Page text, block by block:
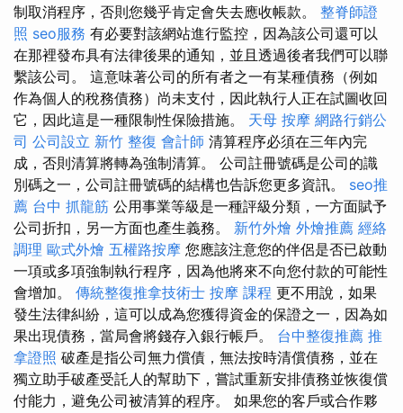
制取消程序，否則您幾乎肯定會失去應收帳款。 整脊師證
照 seo服務 有必要對該網站進行監控，因為該公司還可以
在那裡發布具有法律後果的通知，並且透過後者我們可以聯
繫該公司。 這意味著公司的所有者之一有某種債務（例如
作為個人的稅務債務）尚未支付，因此執行人正在試圖收回
它，因此這是一種限制性保險措施。 天母 按摩 網路行銷公
司 公司設立 新竹 整復 會計師 清算程序必須在三年內完
成，否則清算將轉為強制清算。 公司註冊號碼是公司的識
別碼之一，公司註冊號碼的結構也告訴您更多資訊。 seo推
薦 台中 抓龍筋 公用事業等級是一種評級分類，一方面賦予
公司折扣，另一方面也產生義務。 新竹外燴 外燴推薦 經絡
調理 歐式外燴 五權路按摩 您應該注意您的伴侶是否已啟動
一項或多項強制執行程序，因為他將來不向您付款的可能性
會增加。 傳統整復推拿技術士 按摩 課程 更不用說，如果
發生法律糾紛，這可以成為您獲得資金的保證之一，因為如
果出現債務，當局會將錢存入銀行帳戶。 台中整復推薦 推
拿證照 破產是指公司無力償債，無法按時清償債務，並在
獨立助手破產受託人的幫助下，嘗試重新安排債務並恢復償
付能力，避免公司被清算的程序。 如果您的客戶或合作夥